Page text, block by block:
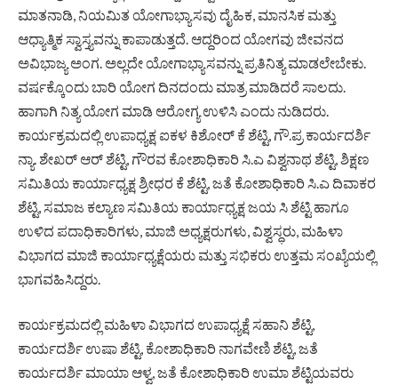
ಮಾತನಾಡಿ, ನಿಯಮಿತ ಯೋಗಾಭ್ಯಾಸವು ದೈಹಿಕ, ಮಾನಸಿಕ ಮತ್ತು
ಆಧ್ಯಾತ್ಮಿಕ ಸ್ವಾಸ್ತ್ಯವನ್ನು ಕಾಪಾಡುತ್ತದೆ. ಆದ್ದರಿಂದ ಯೋಗವು ಜೀವನದ
ಅವಿಭಾಜ್ಯ ಅಂಗ. ಅಲ್ಲದೇ ಯೋಗಾಭ್ಯಾಸವನ್ನು ಪ್ರತಿನಿತ್ಯ ಮಾಡಲೇಬೇಕು.
ವರ್ಷಕ್ಕೊಂದು ಬಾರಿ ಯೋಗ ದಿನದಂದು ಮಾತ್ರ ಮಾಡಿದರೆ ಸಾಲದು.
ಹಾಗಾಗಿ ನಿತ್ಯ ಯೋಗ ಮಾಡಿ ಆರೋಗ್ಯ ಉಳಿಸಿ ಎಂದು ನುಡಿದರು.
ಕಾರ್ಯಕ್ರಮದಲ್ಲಿ ಉಪಾಧ್ಯಕ್ಷ ಐಕಳ ಕಿಶೋರ್ ಕೆ ಶೆಟ್ಟಿ, ಗೌ.ಪ್ರ ಕಾರ್ಯದರ್ಶಿ
ನ್ಯಾ. ಶೇಖರ್ ಆರ್ ಶೆಟ್ಟಿ, ಗೌರವ ಕೋಶಾಧಿಕಾರಿ ಸಿ.ಎ ವಿಶ್ವನಾಥ ಶೆಟ್ಟಿ, ಶಿಕ್ಷಣ
ಸಮಿತಿಯ ಕಾರ್ಯಾಧ್ಯಕ್ಷ ಶ್ರೀಧರ ಕೆ ಶೆಟ್ಟಿ, ಜತೆ ಕೋಶಾಧಿಕಾರಿ ಸಿ.ಎ ದಿವಾಕರ
ಶೆಟ್ಟಿ, ಸಮಾಜ ಕಲ್ಯಾಣ ಸಮಿತಿಯ ಕಾರ್ಯಾಧ್ಯಕ್ಷ ಜಯ ಸಿ ಶೆಟ್ಟಿ ಹಾಗೂ
ಉಳಿದ ಪದಾಧಿಕಾರಿಗಳು, ಮಾಜಿ ಅಧ್ಯಕ್ಷರುಗಳು, ವಿಶ್ವಸ್ಧರು, ಮಹಿಳಾ
ವಿಭಾಗದ ಮಾಜಿ ಕಾರ್ಯಾಧ್ಯಕ್ಷೆಯರು ಮತ್ತು ಸಭಿಕರು ಉತ್ತಮ ಸಂಖ್ಯೆಯಲ್ಲಿ
ಭಾಗವಹಿಸಿದ್ದರು.
ಕಾರ್ಯಕ್ರಮದಲ್ಲಿ ಮಹಿಳಾ ವಿಭಾಗದ ಉಪಾಧ್ಯಕ್ಷೆ ಸಹಾನಿ ಶೆಟ್ಟಿ,
ಕಾರ್ಯದರ್ಶಿ ಉಷಾ ಶೆಟ್ಟಿ, ಕೋಶಾಧಿಕಾರಿ ನಾಗವೇಣಿ ಶೆಟ್ಟಿ, ಜತೆ
ಕಾರ್ಯದರ್ಶಿ ಮಾಯಾ ಆಳ್ವ, ಜತೆ ಕೋಶಾಧಿಕಾರಿ ಉಮಾ ಶೆಟ್ಟಿಯವರು